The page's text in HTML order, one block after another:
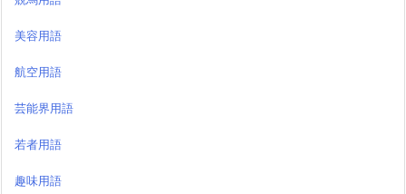
美容用語
航空用語
芸能界用語
若者用語
趣味用語